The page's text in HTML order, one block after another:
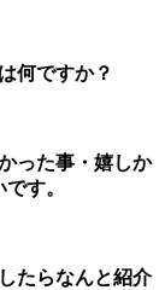
何ですか？
った事・嬉しか
す。
たらなんと紹介